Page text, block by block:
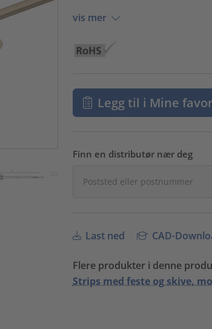
vis mer
Legg til i Mine
Finn en distributør nær deg
Last ned CAD-
Flere produkter i denne
Strips med feste og skive,